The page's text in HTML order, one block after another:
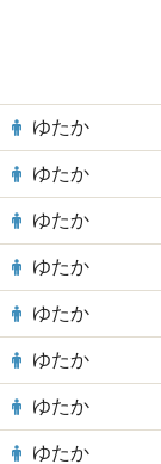
ゆたか
ゆたか
ゆたか
ゆたか
ゆたか
ゆたか
ゆたか
ゆたか